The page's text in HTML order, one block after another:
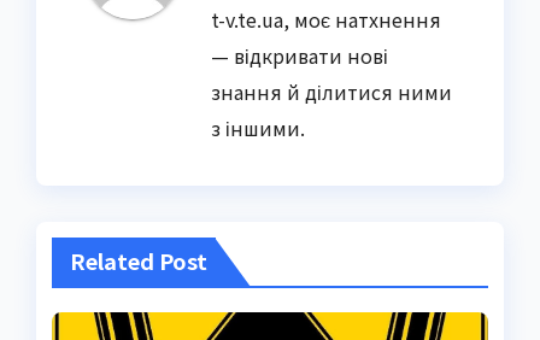
t-v.te.ua, моє натхнення
— відкривати нові
знання й ділитися ними
з іншими.
Related Post